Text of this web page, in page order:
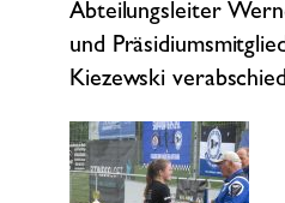
Abteilungsleiter
und
Kiezewski